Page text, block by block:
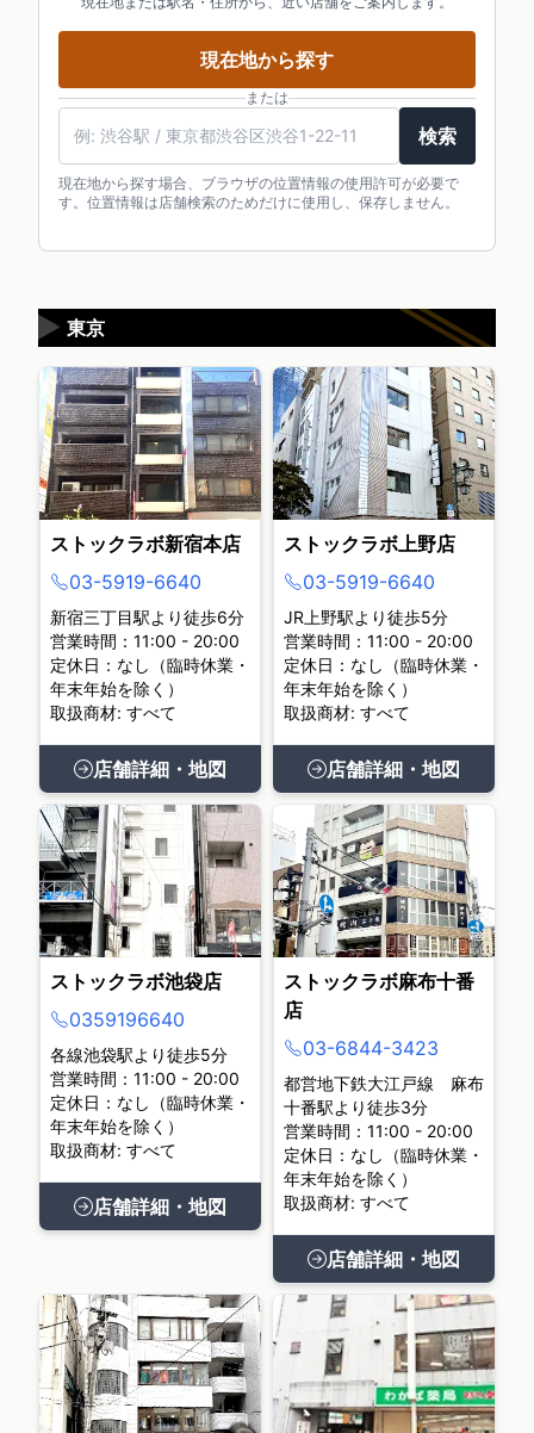
現在地から探す
または
検索
現在地から探す場合、ブラウザの位置情報の使用許可が必要で
す。位置情報は店舗検索のためだけに使用し、保存しません。
東京
▶
ストックラボ新宿本店
03-5919-6640
新宿三丁目駅より徒歩6分
営業時間：11:00 - 20:00
定休日：なし（臨時休業・
年末年始を除く）
取扱商材: すべて
店舗詳細・地図
ストックラボ上野店
03-5919-6640
JR上野駅より徒歩5分
営業時間：11:00 - 20:00
定休日：なし（臨時休業・
年末年始を除く）
取扱商材: すべて
店舗詳細・地図
ストックラボ池袋店
0359196640
各線池袋駅より徒歩5分
営業時間：11:00 - 20:00
定休日：なし（臨時休業・
年末年始を除く）
取扱商材: すべて
店舗詳細・地図
ストックラボ麻布十番
店
03-6844-3423
都営地下鉄大江戸線 麻布
十番駅より徒歩3分
営業時間：11:00 - 20:00
定休日：なし（臨時休業・
年末年始を除く）
取扱商材: すべて
店舗詳細・地図